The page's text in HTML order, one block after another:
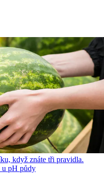
když znáte tři pravidla.
u pH půdy